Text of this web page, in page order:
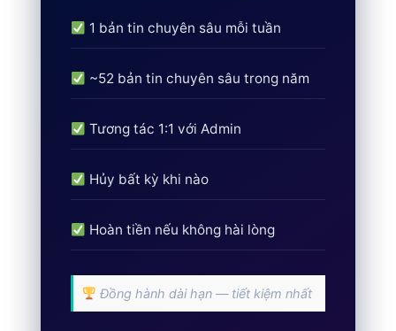
1 bản tin chuyên sâu mỗi tuần
~52 bản tin chuyên sâu trong năm
Tương tác 1:1 với Admin
Hủy bất kỳ khi nào
Hoàn tiền nếu không hài lòng
Đồng hành dài hạn — tiết kiệm nhất